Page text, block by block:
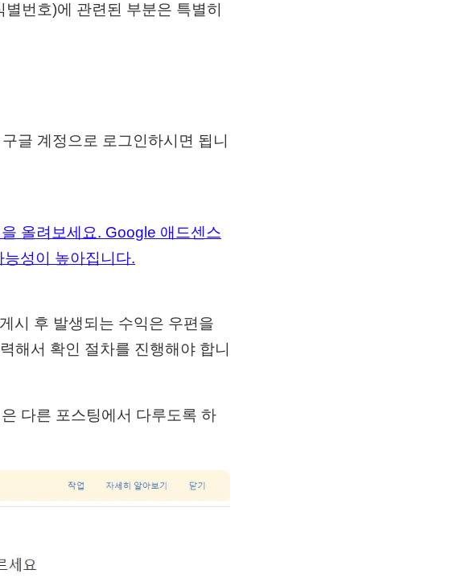
번호)에 관련된 부분은 특별히
글 계정으로 로그인하시면 됩니
올려보세요. Google 애드센스
성이 높아집니다.
시 후 발생되는 수익은 우편을
해서 확인 절차를 진행해야 합니
다른 포스팅에서 다루도록 하